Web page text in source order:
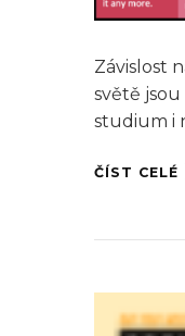
Závislost
světě
studium i
ČÍST CELÉ